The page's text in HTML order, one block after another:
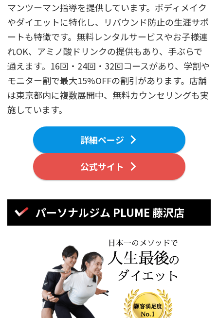
マンツーマン指導を提供しています。ボディメイク
やダイエットに特化し、リバウンド防止の生涯サポ
ートも特徴です。無料レンタルサービスやお子様連
れOK、アミノ酸ドリンクの提供もあり、手ぶらで
通えます。16回・24回・32回コースがあり、学割や
モニター割で最大15%OFFの割引があります。店舗
は東京都内に複数展開中、無料カウンセリングも実
施しています。
詳細ページ
公式サイト
パーソナルジム PLUME 藤沢店